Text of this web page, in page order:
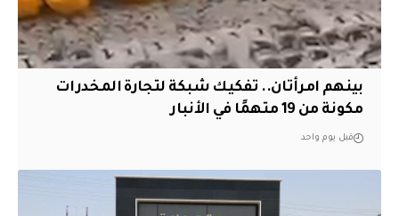
بينهم امرأتان.. تفكيك شبكة لتجارة المخدرات
مكونة من 19 متهمًا في الأنبار
قبل يوم واحد